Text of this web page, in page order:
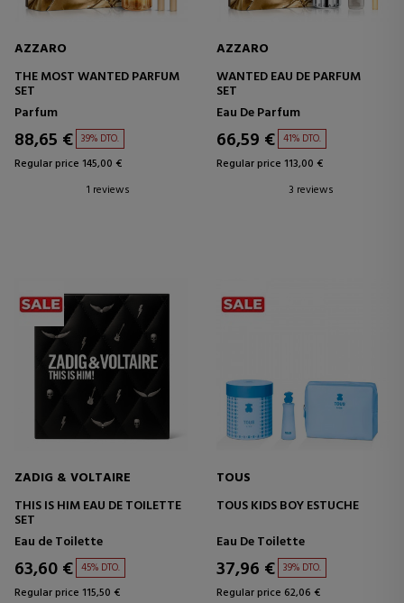
AZZARO
THE MOST WANTED PARFUM
SET
Parfum
88,65 € 39% DTO.
Regular price 145,00 €
1 reviews
AZZARO
WANTED EAU DE PARFUM
SET
Eau De Parfum
66,59 € 41% DTO.
Regular price 113,00 €
3 reviews
ZADIG & VOLTAIRE
THIS IS HIM EAU DE TOILETTE
SET
Eau de Toilette
63,60 € 45% DTO.
Regular price 115,50 €
TOUS
TOUS KIDS BOY ESTUCHE
Eau De Toilette
37,96 € 39% DTO.
Regular price 62,06 €